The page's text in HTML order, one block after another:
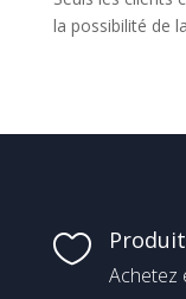
la possibilité de

Achetez